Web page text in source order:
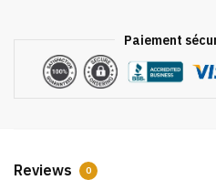
Paiement
Reviews 0